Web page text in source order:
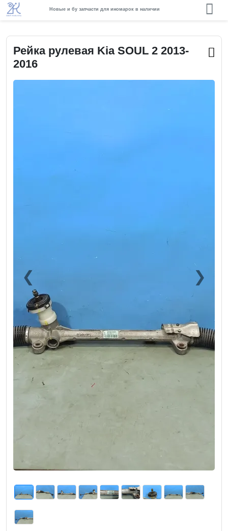
Новые и бу запчасти для иномарок в наличии
Рейка рулевая Kia SOUL 2 2013-
2016
❮Previous ❯Next